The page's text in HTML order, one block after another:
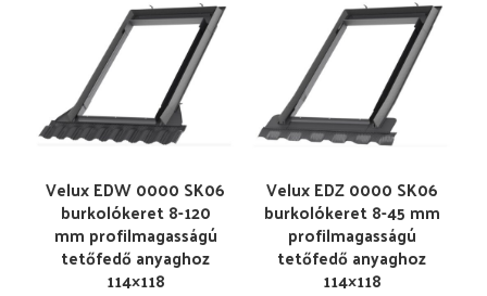
Velux EDW 0000 SK06
burkolókeret 8-120
mm profilmagasságú
tetőfedő anyaghoz
114×118
Velux EDZ 0000 SK06
burkolókeret 8-45 mm
profilmagasságú
tetőfedő anyaghoz
114×118